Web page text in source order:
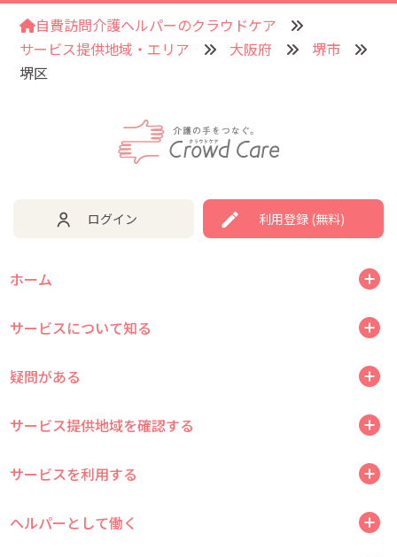
自費訪問介護ヘルパーのクラウドケア
サービス提供地域・エリア
大阪府
堺市
堺区
ログイン 利用登録 (無料)
ホーム
サービスについて知る
疑問がある
サービス提供地域を確認する
サービスを利用する
ヘルパーとして働く